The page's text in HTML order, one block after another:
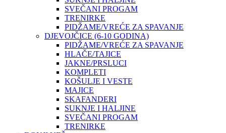
SVEČANI PROGAM
TRENIRKE
PIDŽAME/VREĆE ZA SPAVANJE
DJEVOJČICE (6-10 GODINA)
PIDŽAME/VREĆE ZA SPAVANJE
HLAČE/TAJICE
JAKNE/PRSLUCI
KOMPLETI
KOŠULJE I VESTE
MAJICE
SKAFANDERI
SUKNJE I HALJINE
SVEČANI PROGAM
TRENIRKE